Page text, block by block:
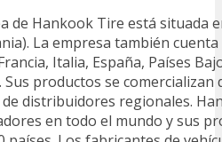
de Hankook Tire está situada
La empresa también
Italia, España, Países
Sus productos se
distribuidores regionales.
en todo el mundo y sus